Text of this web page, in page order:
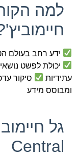
למה
ידע רחב בעולם
יכולת לפשט
עתידיות
סיקור
ומבוסס מידע
Central